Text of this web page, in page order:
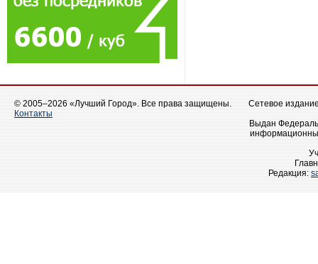
© 2005–2026 «Лучший Город». Все права защищены.
Контакты
Сетевое
Выдан
Редакция: